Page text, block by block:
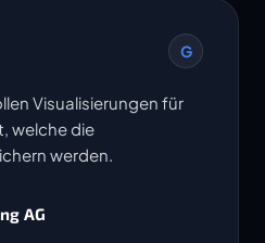
G
Visualisierungen für
welche die
werden.
AG